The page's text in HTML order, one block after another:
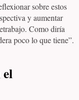
sobre estos
y aumentar
Como diría
poco lo que tiene”.